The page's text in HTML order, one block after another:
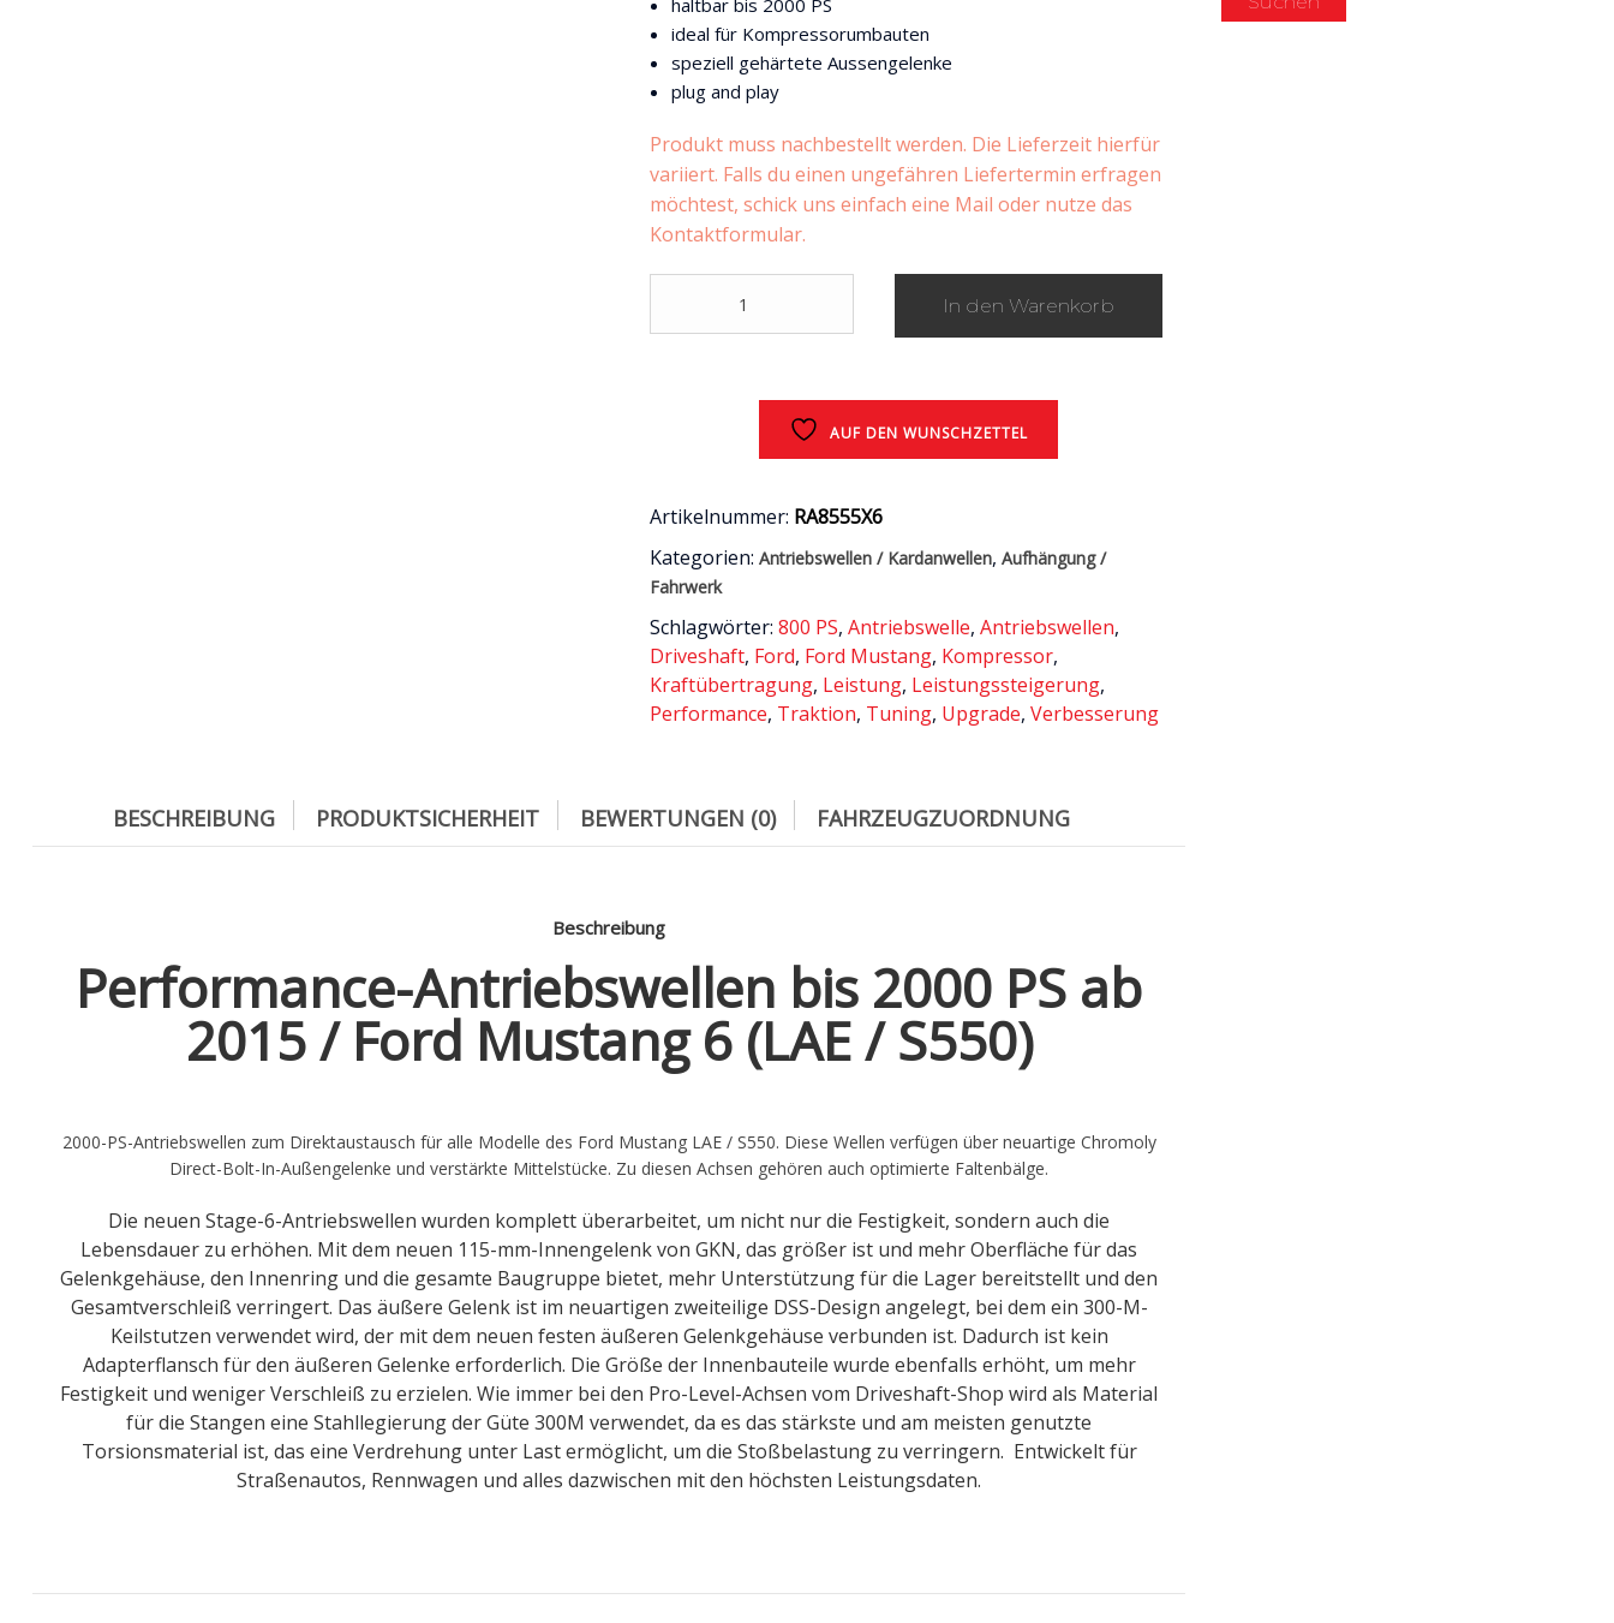
haltbar bis 2000 PS
ideal für Kompressorumbauten
speziell gehärtete Aussengelenke
plug and play
Produkt muss nachbestellt werden. Die Lieferzeit hierfür
variiert. Falls du einen ungefähren Liefertermin erfragen
möchtest, schick uns einfach eine Mail oder nutze das
Kontaktformular.
Antriebswellen
bis
Mustang
(LAE
/
Menge
In den Warenkorb
AUF DEN WUNSCHZETTEL
Artikelnummer: RA8555X6
Kategorien:Antriebswellen / Kardanwellen,Aufhängung /
Fahrwerk
Schlagwörter:800 PS,Antriebswelle,Antriebswellen,
Driveshaft, Ford, Ford Mustang, Kompressor,
Kraftübertragung, Leistung, Leistungssteigerung,
Performance, Traktion, Tuning, Upgrade,Verbesserung
BESCHREIBUNG PRODUKTSICHERHEIT BEWERTUNGEN (0) FAHRZEUGZUORDNUNG
Beschreibung
Performance-Antriebswellen bis 2000 PS ab
2015 / Ford Mustang 6 (LAE / S550)
2000-PS-Antriebswellen zum Direktaustausch für alle Modelle des Ford Mustang LAE / S550. Diese Wellen verfügen über neuartige Chromoly
Direct-Bolt-In-Außengelenke und verstärkte Mittelstücke. Zu diesen Achsen gehören auch optimierte Faltenbälge.
Die neuen Stage-6-Antriebswellen wurden komplett überarbeitet, um nicht nur die Festigkeit, sondern auch die
Lebensdauer zu erhöhen. Mit dem neuen 115-mm-Innengelenk von GKN, das größer ist und mehr Oberfläche für das
Gelenkgehäuse, den Innenring und die gesamte Baugruppe bietet, mehr Unterstützung für die Lager bereitstellt und den
Gesamtverschleiß verringert. Das äußere Gelenk ist im neuartigen zweiteilige DSS-Design angelegt, bei dem ein 300-M-
Keilstutzen verwendet wird, der mit dem neuen festen äußeren Gelenkgehäuse verbunden ist. Dadurch ist kein
Adapterflansch für den äußeren Gelenke erforderlich. Die Größe der Innenbauteile wurde ebenfalls erhöht, um mehr
Festigkeit und weniger Verschleiß zu erzielen. Wie immer bei den Pro-Level-Achsen vom Driveshaft-Shop wird als Material
für die Stangen eine Stahllegierung der Güte 300M verwendet, da es das stärkste und am meisten genutzte
Torsionsmaterial ist, das eine Verdrehung unter Last ermöglicht, um die Stoßbelastung zu verringern. Entwickelt für
Straßenautos, Rennwagen und alles dazwischen mit den höchsten Leistungsdaten.